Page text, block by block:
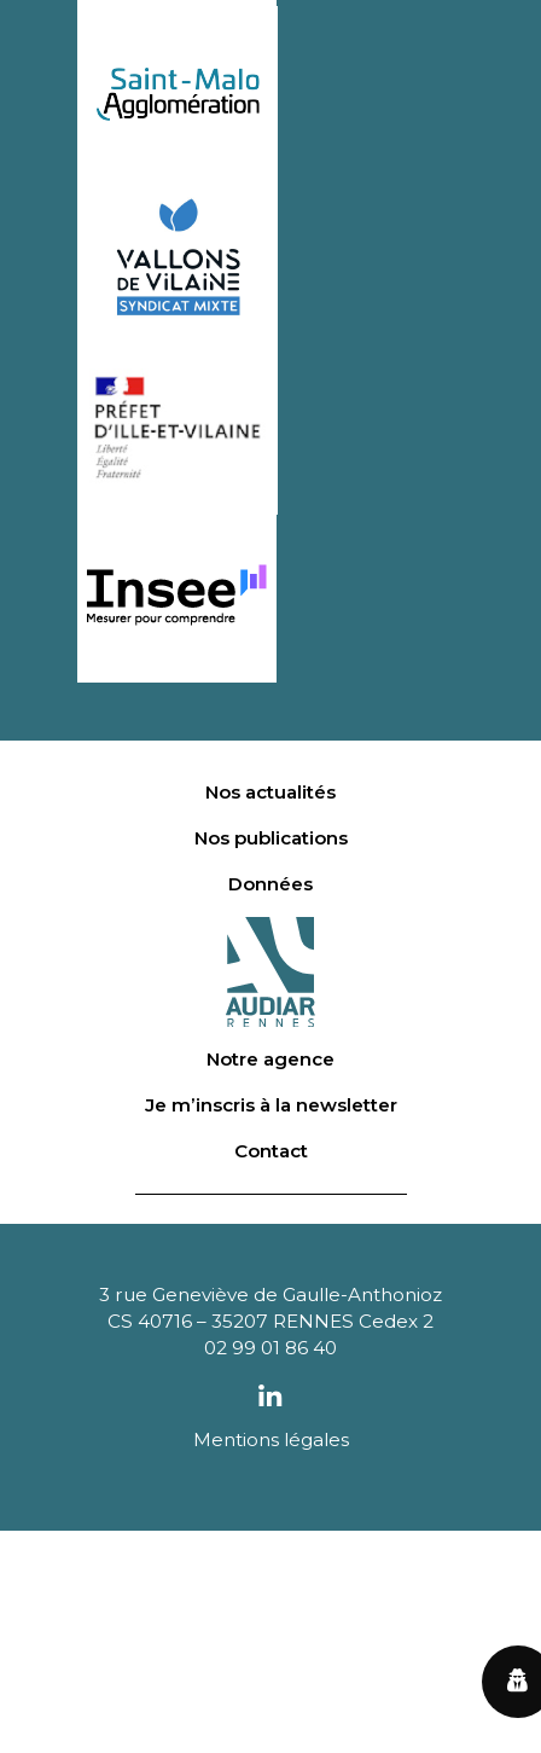
Nos actualités
Nos publications
Données
Notre agence
Je m’inscris à la newsletter
Contact
3 rue Geneviève de Gaulle-Anthonioz
CS 40716 – 35207 RENNES Cedex 2
02 99 01 86 40
Mentions légales